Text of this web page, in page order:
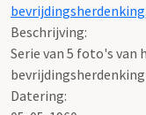
Beschrijving:
Serie van 5 foto's van
bevrijdingsherdenking
Datering: